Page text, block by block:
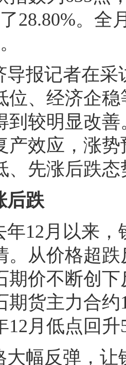
28.80%。全
记者在采
位、经济企
到较明显改
产效应，涨
、先涨后跌态
后跌
12月以来，
。从价格超
期价不断创
期货主力合约
12月低点回升
反弹，让